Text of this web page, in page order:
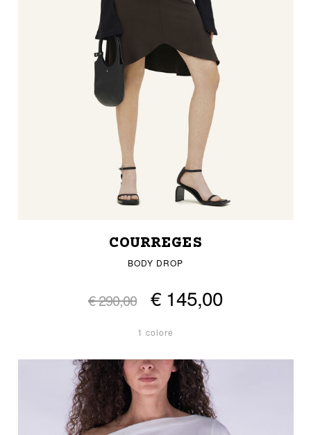
COURREGES
BODY DROP
€ 290,00 € 145,00
1 colore